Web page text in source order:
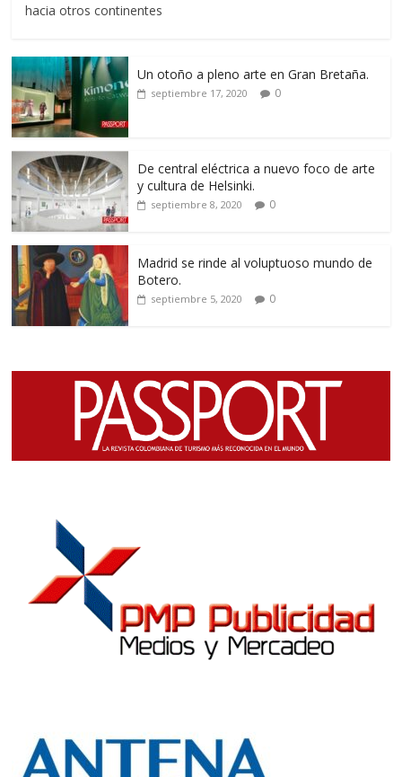
hacia otros continentes
Un otoño a pleno arte en Gran Bretaña.
septiembre 17, 2020 0
De central eléctrica a nuevo foco de arte
y cultura de Helsinki.
septiembre 8, 2020 0
Madrid se rinde al voluptuoso mundo de
Botero.
septiembre 5, 2020 0